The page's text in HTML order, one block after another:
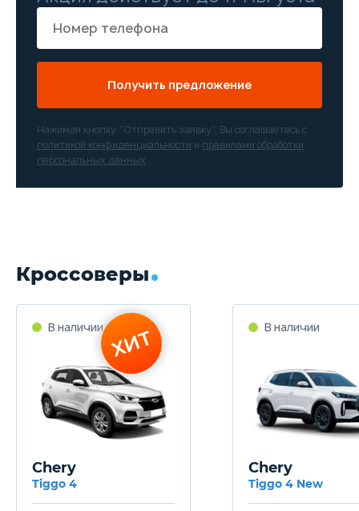
Получить предложение
Нажимая кнопку “Отправить заявку”, Вы соглашаетесь с
политикой конфиденциальности и правилами обработки
персональных данных
Кроссоверы
В наличии ХИТ
Chery
Tiggo 4
В наличии
Chery
Tiggo 4 New